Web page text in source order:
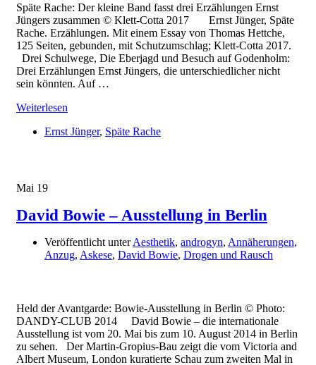
Späte Rache: Der kleine Band fasst drei Erzählungen Ernst
Jüngers zusammen © Klett-Cotta 2017 Ernst Jünger, Späte
Rache. Erzählungen. Mit einem Essay von Thomas Hettche,
125 Seiten, gebunden, mit Schutzumschlag; Klett-Cotta 2017.
Drei Schulwege, Die Eberjagd und Besuch auf Godenholm:
Drei Erzählungen Ernst Jüngers, die unterschiedlicher nicht
sein könnten. Auf …
Weiterlesen
Ernst Jünger, Späte Rache
Mai 19
David Bowie – Ausstellung in Berlin
Veröffentlicht unterAesthetik, androgyn, Annäherungen,
Anzug, Askese, David Bowie, Drogen und Rausch
Held der Avantgarde: Bowie-Ausstellung in Berlin © Photo:
DANDY-CLUB 2014 David Bowie – die internationale
Ausstellung ist vom 20. Mai bis zum 10. August 2014 in Berlin
zu sehen. Der Martin-Gropius-Bau zeigt die vom Victoria and
Albert Museum, London kuratierte Schau zum zweiten Mal in